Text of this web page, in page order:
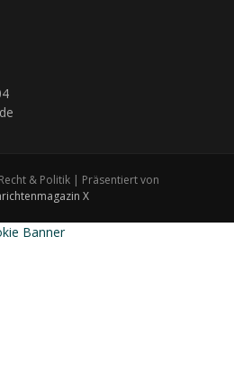
& Politik | Präsentiert von
X
Banner